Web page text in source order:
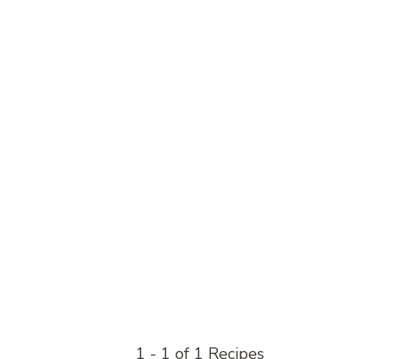
1 - 1 of 1 Recipes